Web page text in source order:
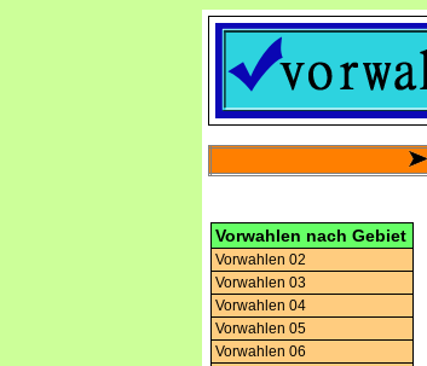
Vorwahlen nach Gebiet
Vorwahlen 02
Vorwahlen 03
Vorwahlen 04
Vorwahlen 05
Vorwahlen 06